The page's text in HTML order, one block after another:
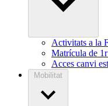
Activitats a la
Matrícula de
Acces canvi
Mobilitat